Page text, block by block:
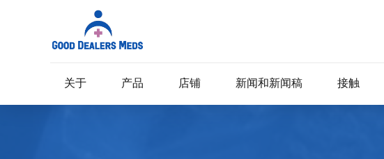
关于 产品 店铺 新闻和新闻稿 接触